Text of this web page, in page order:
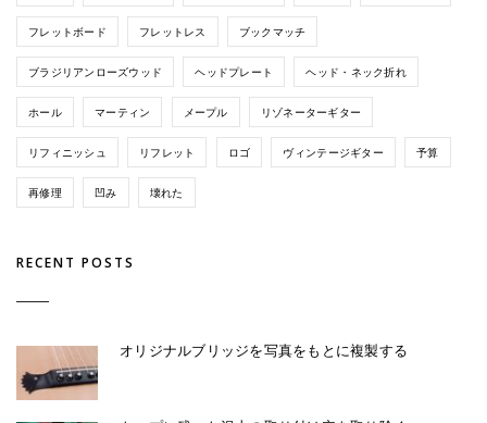
フレットボード フレットレス ブックマッチ
ブラジリアンローズウッド ヘッドプレート ヘッド・ネック折れ
ホール マーティン メープル リゾネーターギター
リフィニッシュ リフレット ロゴ ヴィンテージギター 予算
再修理 凹み 壊れた
RECENT POSTS
オリジナルブリッジを写真をもとに複製する